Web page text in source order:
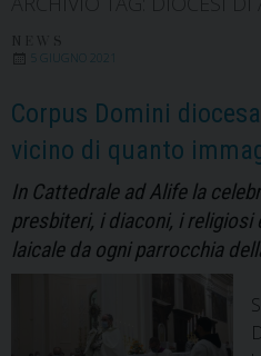
5 GIUGNO 2021
Corpus Domini
vicino di quanto
In Cattedrale ad Alife la
presbiteri, i diaconi, i religiosi
laicale da ogni parrocchia